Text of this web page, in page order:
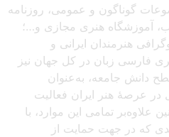
گوناگون و عمومی، روزنامه
آموزشگاه هنری مجازی و…؛
هنرمندان ایرانی و
فارسی زبان در کل جهان نیز
دانش جامعه، به‌عنوان
در عرصهٔ هنر ایران فعالیت
علاوه‌بر تمامی این موارد، با
که در جهت حمایت از